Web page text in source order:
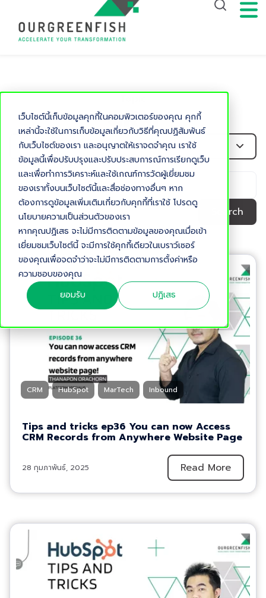
เว็บไซต์นี้เก็บข้อมูลคุกกี้ในคอมพิวเตอร์ของคุณ คุกกี้
เหล่านี้จะใช้ในการเก็บข้อมูลเกี่ยวกับวิธีที่คุณปฏิสัมพันธ์
กับเว็บไซต์ของเรา และอนุญาตให้เราจดจำคุณ เราใช้
ข้อมูลนี้เพื่อปรับปรุงและปรับประสบการณ์การเรียกดูเว็บ
และเพื่อทำการวิเคราะห์และใช้เกณฑ์การวัดผู้เยี่ยมชม
ของเราทั้งบนเว็บไซต์นี้และสื่อช่องทางอื่นๆ หาก
ต้องการดูข้อมูลเพิ่มเติมเกี่ยวกับคุกกี้ที่เราใช้ โปรดดู
นโยบายความเป็นส่วนตัวของเรา
หากคุณปฏิเสธ จะไม่มีการติดตามข้อมูลของคุณเมื่อเข้า
เยี่ยมชมเว็บไซต์นี้ จะมีการใช้คุกกี้เดียวในเบราว์เซอร์
ของคุณเพื่อจดจำว่าจะไม่มีการติดตามการตั้งค่าหรือ
ความชอบของคุณ
ยอมรับ
ปฏิเสธ
CRM
Crm
Search
CRM HubSpot MarTech Inbound
Tips and tricks ep36 You can now Access
CRM Records from Anywhere Website Page
28 กุมภาพันธ์, 2025 Read More